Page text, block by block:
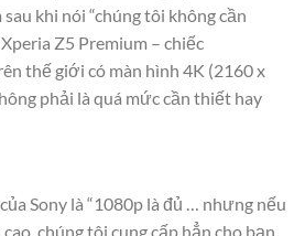
khi nói “chúng tôi không cần
Z5 Premium – chiếc
thế giới có màn hình 4K (2160 x
phải là quá mức cần thiết hay
Sony là “1080p là đủ … nhưng nếu
chúng tôi cung cấp hẳn cho bạn